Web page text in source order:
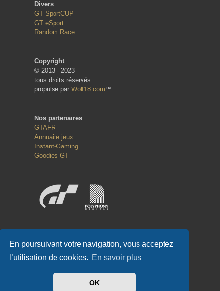
En poursuivant votre navigation, vous acceptez
l’utilisation de cookies. En savoir plus
OK
Divers
GT SportCUP
GT eSport
Random Race
Copyright
© 2013 - 2023
tous droits réservés
propulsé par Wolf18.com™
Nos partenaires
GTAFR
Annuaire jeux
Instant-Gaming
Goodies GT
#GTFR